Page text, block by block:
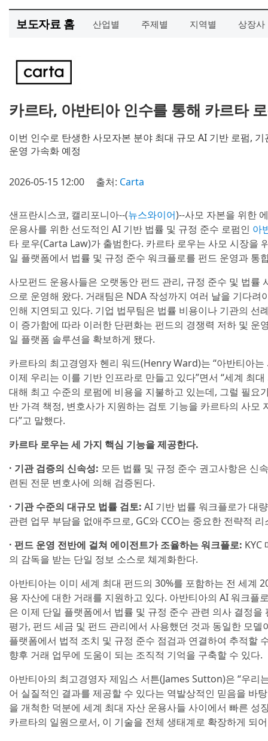
보도자료 홈 산업별 주제별 지역별 상장사
카르타, 아반티아 인수를 통해 카르타
이번 인수로 탄생한 사모자본 분야 최대 규모 AI 기반 로펌,
운영 가속화 예정
2026-05-15 12:00 출처: Carta
샌프란시스코, 캘리포니아--(뉴스와이어)--사모 자본을 위한
운용사를 위한 선도적인 AI 기반 법률 및 규정 준수 로펌인 아
타 로우(Carta Law)가 출범한다. 카르타 로우는 사모 시장을
일 플랫폼에서 법률 및 규정 준수 워크플로를 펀드 운영과 통
사모펀드 운용사들은 오랫동안 펀드 관리, 규정 준수 및 법
으로 운영해 왔다. 거래팀은 NDA 작성까지 여러 날을 기다
인해 지연되고 있다. 기업 법무팀은 법률 비용이나 기관의
이 증가함에 따라 이러한 단편화는 펀드의 경쟁력 저하 및
일 플랫폼 솔루션을 확보하게 됐다.
카르타의 최고경영자 헨리 워드(Henry Ward)는 “아반티아
이제 우리는 이를 기반 인프라로 만들고 있다”면서 “세계 최
대해 최고 수준의 로펌에 비용을 지불하고 있는데, 그럴 필
반 가격 책정, 변호사가 지원하는 검토 기능을 카르타의 사
다”고 말했다.
카르타 로우는 세 가지 핵심 기능을 제공한다.
· 기관 검증의 신속성: 모든 법률 및 규정 준수 권고사항은 신
련된 전문 변호사에 의해 검증된다.
· 기관 수준의 대규모 법률 검토: AI 기반 법률 워크플로가 대
관련 업무 부담을 없애주므로, GC와 CCO는 중요한 전략적
· 펀드 운영 전반에 걸쳐 에이전트가 조율하는 워크플로: KYC
의 감독을 받는 단일 정보 소스로 쳬계화한다.
아반티아는 이미 세계 최대 펀드의 30%를 포함하는 전 세계
용 자산에 대한 거래를 지원하고 있다. 아반티아의 AI 워크플
은 이제 단일 플랫폼에서 법률 및 규정 준수 관련 의사 결정
평가, 펀드 세금 및 펀드 관리에서 사용했던 것과 동일한 모
플랫폼에서 법적 조치 및 규정 준수 점검과 연결하여 추적할
향후 거래 업무에 도움이 되는 조직적 기억을 구축할 수 있다.
아반티아의 최고경영자 제임스 서튼(James Sutton)은 “우
어 실질적인 결과를 제공할 수 있다는 역발상적인 믿음을 바
을 개척한 덕분에 세계 최대 자산 운용사들 사이에서 빠른
카르타의 일원으로서, 이 기술을 전체 생태계로 확장하게 되